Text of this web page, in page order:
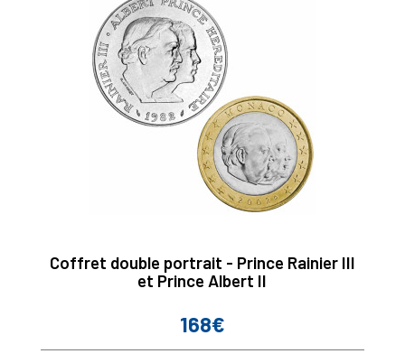
Coffret double portrait - Prince Rainier III
et Prince Albert II
Prix
168€